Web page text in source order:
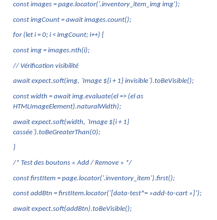
const images = page.locator(‘.inventory_item_img img’);
const imgCount = await images.count();
for (let i = 0; i < imgCount; i++) {
const img = images.nth(i);
// Vérification visibilité
await expect.soft(img, `Image ${i + 1} invisible`).toBeVisible();
const width = await img.evaluate(el => (el as
HTMLImageElement).naturalWidth);
await expect.soft(width, `Image ${i + 1}
cassée`).toBeGreaterThan(0);
}
/* Test des boutons « Add / Remove » */
const firstItem = page.locator(‘.inventory_item’).first();
const addBtn = firstItem.locator(‘[data-test^= »add-to-cart »]’);
await expect.soft(addBtn).toBeVisible();